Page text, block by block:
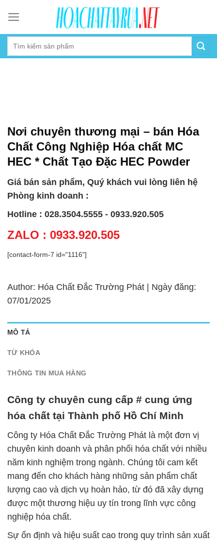
content
Nơi chuyên thương mại – bán Hóa
Chất Công Nghiệp Hóa chất MC
HEC * Chất Tạo Đặc HEC Powder
Giá bán sản phẩm, Quý khách vui lòng liên hệ
Phòng kinh doanh :
Hotline : 028.3504.5555 - 0933.920.505
ZALO : 0933.920.505
[contact-form-7 id="1116"]
Author: Hóa Chất Đắc Trường Phát | Ngày đăng:
07/01/2025
MÔ TẢ
TỪ KHÓA
THÔNG TIN MUA HÀNG
Công ty chuyên cung cấp # cung ứng
hóa chất tại Thành phố Hồ Chí Minh
Công ty Hóa Chất Đắc Trường Phát là một đơn vị
chuyên kinh doanh và phân phối hóa chất với nhiều
năm kinh nghiệm trong ngành. Chúng tôi cam kết
mang đến cho khách hàng những sản phẩm chất
lượng cao và dịch vụ hoàn hảo, từ đó đã xây dựng
được một thương hiệu uy tín trong lĩnh vực công
nghiệp hóa chất.
Sự ổn định và hiệu suất cao trong quy trình sản xuất